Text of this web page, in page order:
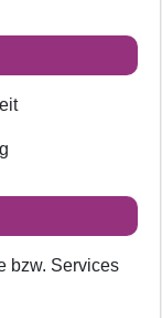
bzw. Services